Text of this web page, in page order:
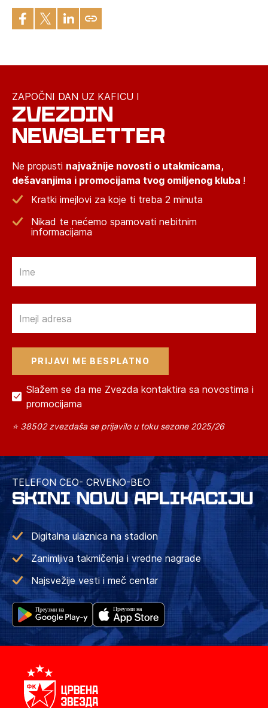
ZAPOČNI DAN UZ KAFICU I
ZVEZDIN
NEWSLETTER
Ne propusti najvažnije novosti o utakmicama,
dešavanjima i promocijama tvog omiljenog kluba !
Kratki imejlovi za koje ti treba 2 minuta
Nikad te nećemo spamovati nebitnim
informacijama
Slažem se da me Zvezda kontaktira sa novostima i
promocijama
⭐ 38502 zvezdaša se prijavilo u toku sezone 2025/26
TELEFON CEO- CRVENO-BEO
SKINI NOVU APLIKACIJU
Digitalna ulaznica na stadion
Zanimljiva takmičenja i vredne nagrade
Najsvežije vesti i meč centar